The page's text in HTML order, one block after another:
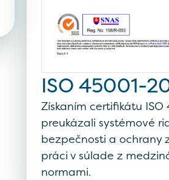
ISO 45001-
Získaním certifikátu ISO
preukázali systémové
bezpečnosti a ochrany
práci v súlade z
normami.